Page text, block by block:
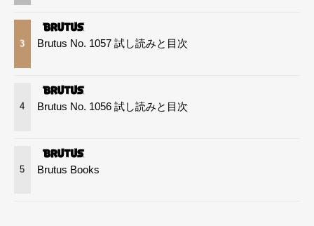
3 Brutus No. 1057 試し読みと目次
4 Brutus No. 1056 試し読みと目次
5 Brutus Books